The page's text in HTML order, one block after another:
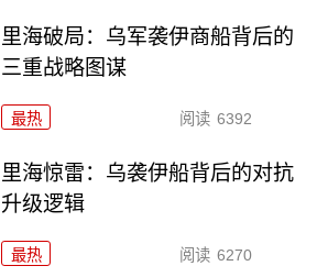
里海破局：乌军袭伊商船背后的
三重战略图谋
最热 阅读 6392
里海惊雷：乌袭伊船背后的对抗
升级逻辑
最热 阅读 6270